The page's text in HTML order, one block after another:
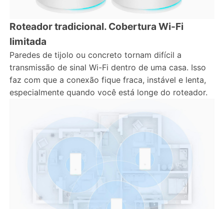
Roteador tradicional. Cobertura Wi-Fi
limitada
Paredes de tijolo ou concreto tornam difícil a
transmissão de sinal Wi-Fi dentro de uma casa. Isso
faz com que a conexão fique fraca, instável e lenta,
especialmente quando você está longe do roteador.